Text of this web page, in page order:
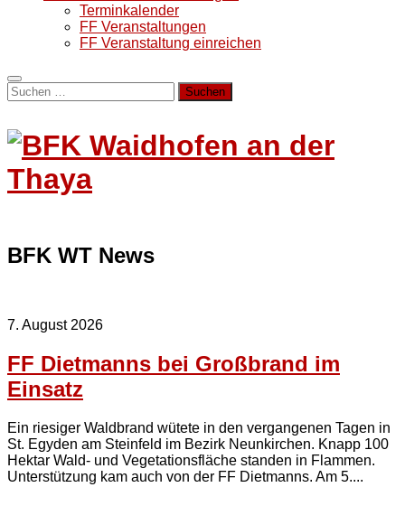
Terminkalender
FF Veranstaltungen
FF Veranstaltung einreichen
Suchen
nach:
BFK WT News
7. August 2026
FF Dietmanns bei Großbrand im
Einsatz
Ein riesiger Waldbrand wütete in den vergangenen Tagen in
St. Egyden am Steinfeld im Bezirk Neunkirchen. Knapp 100
Hektar Wald- und Vegetationsfläche standen in Flammen.
Unterstützung kam auch von der FF Dietmanns. Am 5....